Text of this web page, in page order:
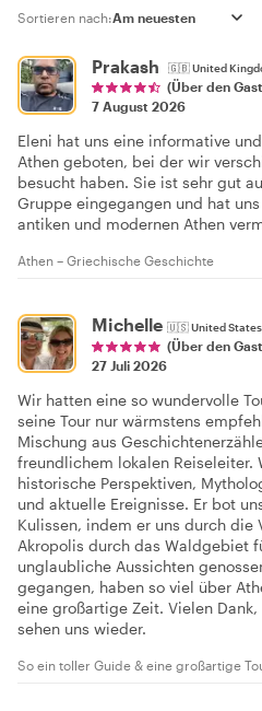
Sortieren nach:
Prakash 🇬🇧United
(Über den
7 August 2026
Eleni hat uns eine informative
Athen geboten, bei der wir
besucht haben. Sie ist sehr gut
Gruppe eingegangen und hat
antiken und modernen Athen
Athen – Griechische Geschichte
Michelle 🇺🇸United States
(Über den
27 Juli 2026
Wir hatten eine so wundervolle
seine Tour nur wärmstens
Mischung aus
freundlichem lokalen Reiseleiter.
historische Perspektiven,
und aktuelle Ereignisse. Er bot
Kulissen, indem er uns durch die
Akropolis durch das Waldgebiet
unglaubliche Aussichten
gegangen, haben so viel über
eine großartige Zeit. Vielen
sehen uns wieder.
So ein toller Guide & eine großartige